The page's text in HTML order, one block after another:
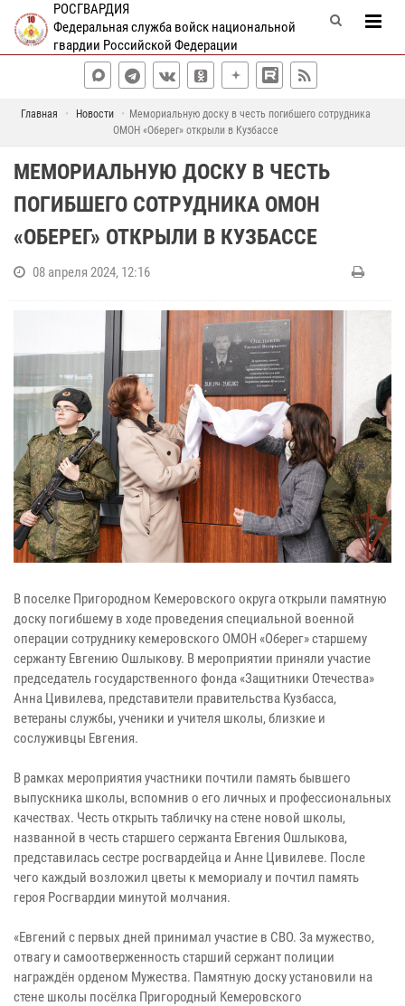
РОСГВАРДИЯ
Федеральная служба войск национальной
гвардии Российской Федерации
Главная Новости
Мемориальную доску в честь погибшего сотрудника
ОМОН «Оберег» открыли в Кузбассе
МЕМОРИАЛЬНУЮ ДОСКУ В ЧЕСТЬ
ПОГИБШЕГО СОТРУДНИКА ОМОН
«ОБЕРЕГ» ОТКРЫЛИ В КУЗБАССЕ
08 апреля 2024, 12:16
В поселке Пригородном Кемеровского округа открыли памятную
доску погибшему в ходе проведения специальной военной
операции сотруднику кемеровского ОМОН «Оберег» старшему
сержанту Евгению Ошлыкову. В мероприятии приняли участие
председатель государственного фонда «Защитники Отечества»
Анна Цивилева, представители правительства Кузбасса,
ветераны службы, ученики и учителя школы, близкие и
сослуживцы Евгения.
В рамках мероприятия участники почтили память бывшего
выпускника школы, вспомнив о его личных и профессиональных
качествах. Честь открыть табличку на стене новой школы,
названной в честь старшего сержанта Евгения Ошлыкова,
представилась сестре росгвардейца и Анне Цивилеве. После
чего каждый возложил цветы к мемориалу и почтил память
героя Росгвардии минутой молчания.
«Евгений с первых дней принимал участие в СВО. За мужество,
отвагу и самоотверженность старший сержант полиции
награждён орденом Мужества. Памятную доску установили на
стене школы посёлка Пригородный Кемеровского